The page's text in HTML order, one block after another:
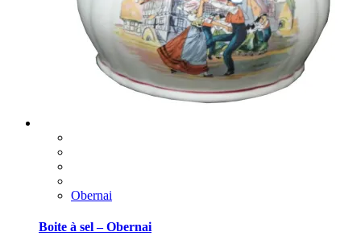
Obernai
Boite à sel – Obernai